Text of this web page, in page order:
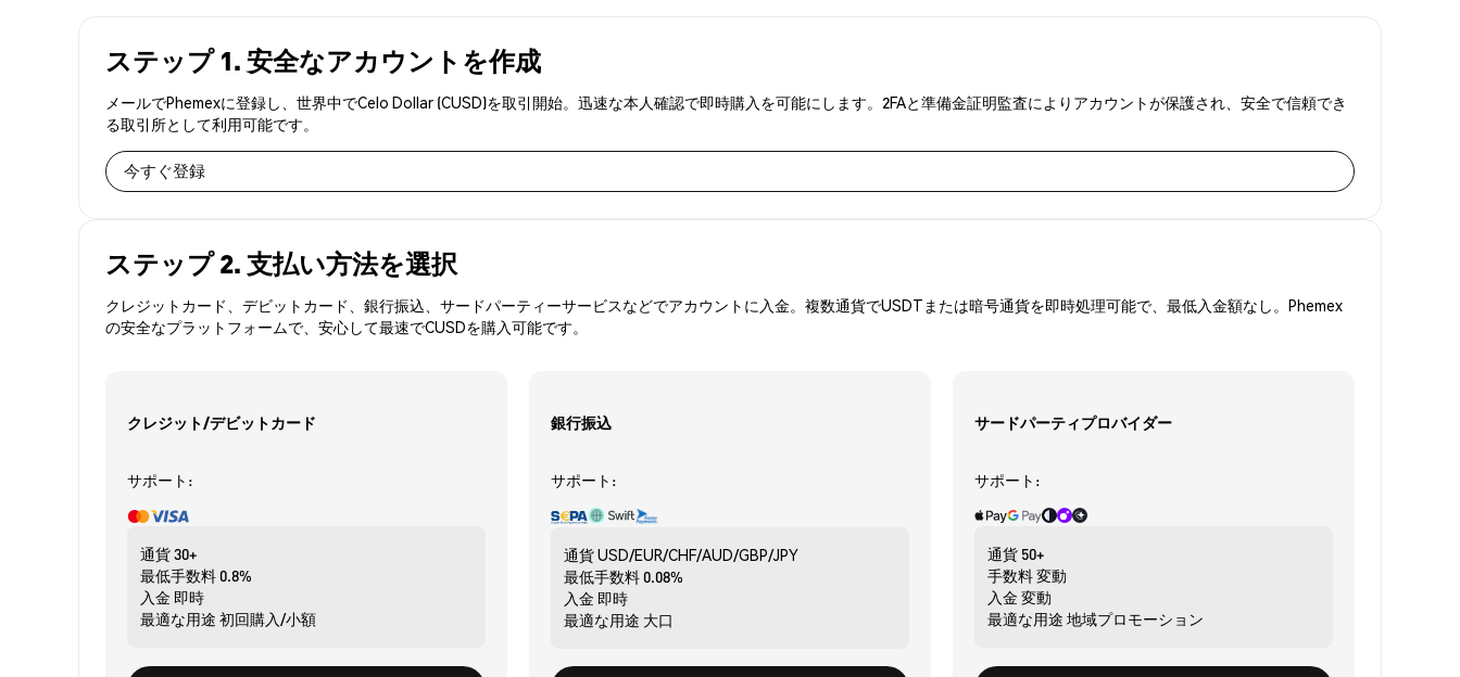
ステップ 1. 安全なアカウントを作成
メールでPhemexに登録し、世界中でCelo Dollar (CUSD)を取引開始。迅速な本人確認で即時購入を可能にします。2FAと準備金証明監査によりアカウントが保護され、安全で信頼でき
る取引所として利用可能です。
今すぐ登録
ステップ 2. 支払い方法を選択
クレジットカード、デビットカード、銀行振込、サードパーティーサービスなどでアカウントに入金。複数通貨でUSDTまたは暗号通貨を即時処理可能で、最低入金額なし。Phemex
の安全なプラットフォームで、安心して最速でCUSDを購入可能です。
クレジット/デビットカード
サポート:
通貨30+
最低手数料0.8%
入金 即時
最適な用途 初回購入/小額
銀行振込
サポート:
通貨USD/EUR/CHF/AUD/GBP/JPY
最低手数料0.08%
入金 即時
最適な用途 大口
サードパーティプロバイダー
サポート:
通貨 50+
手数料変動
入金 変動
最適な用途 地域プロモーション